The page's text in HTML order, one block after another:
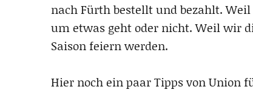
nach Fürth bestellt und bezahlt.
um etwas geht oder nicht. Weil wir
Saison feiern werden.
Hier noch ein paar Tipps von Union